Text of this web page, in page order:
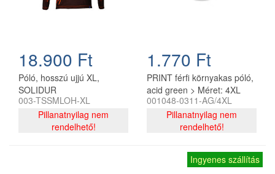
18.900 Ft
Póló, hosszú ujjú XL,
SOLIDUR
003-TSSMLOH-XL
Pillanatnyilag nem
rendelhető!
1.770 Ft
PRINT férfi környakas póló,
acid green > Méret: 4XL
001048-0311-AG/4XL
Pillanatnyilag nem
rendelhető!
Ingyenes szállítás